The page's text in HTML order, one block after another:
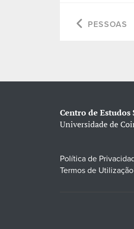
PESSOAS
Centro de Estudos
Universidade de
Política de
Termos de Utilização